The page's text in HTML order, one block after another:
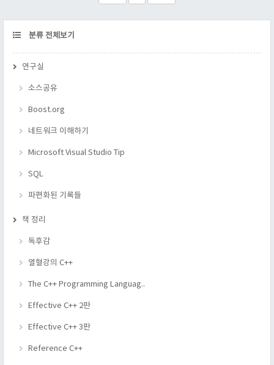
CATEGORY
분류 전체보기
연구실
소스공유
Boost.org
네트워크 이해하기
Microsoft Visual Studio Tip
SQL
파편화된 기록들
책 정리
독후감
열혈강의 C++
The C++ Programming Languag..
Effective C++ 2판
Effective C++ 3판
Reference C++